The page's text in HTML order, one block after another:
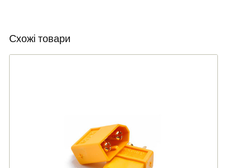
Схожі товари